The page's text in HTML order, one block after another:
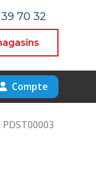
70 32
Compte
PDST00003